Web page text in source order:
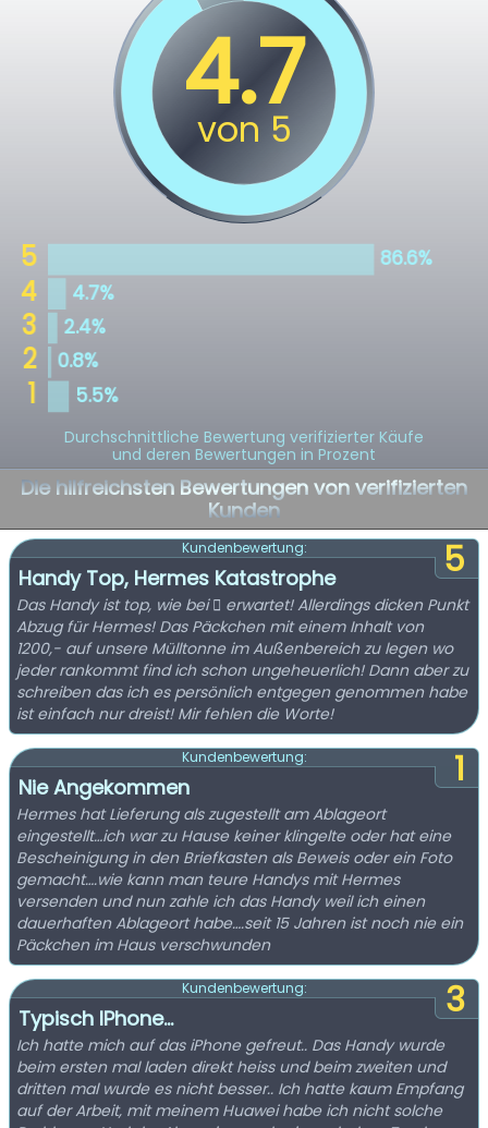
Durchschnittliche Bewertung verifizierter Käufe
und deren Bewertungen in Prozent
Die hilfreichsten Bewertungen von verifizierten
Kunden
5
Kundenbewertung:
Handy Top, Hermes Katastrophe
Das Handy ist top, wie bei  erwartet! Allerdings dicken Punkt
Abzug für Hermes! Das Päckchen mit einem Inhalt von
1200,- auf unsere Mülltonne im Außenbereich zu legen wo
jeder rankommt find ich schon ungeheuerlich! Dann aber zu
schreiben das ich es persönlich entgegen genommen habe
ist einfach nur dreist! Mir fehlen die Worte!
1
Kundenbewertung:
Nie Angekommen
Hermes hat Lieferung als zugestellt am Ablageort
eingestellt…ich war zu Hause keiner klingelte oder hat eine
Bescheinigung in den Briefkasten als Beweis oder ein Foto
gemacht….wie kann man teure Handys mit Hermes
versenden und nun zahle ich das Handy weil ich einen
dauerhaften Ablageort habe….seit 15 Jahren ist noch nie ein
Päckchen im Haus verschwunden
3
Kundenbewertung:
Typisch IPhone...
Ich hatte mich auf das iPhone gefreut.. Das Handy wurde
beim ersten mal laden direkt heiss und beim zweiten und
dritten mal wurde es nicht besser.. Ich hatte kaum Empfang
auf der Arbeit, mit meinem Huawei habe ich nicht solche